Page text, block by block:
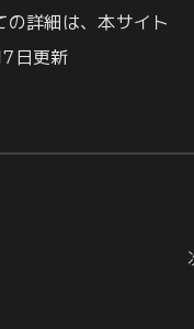
詳細は、本サイト
7日更新